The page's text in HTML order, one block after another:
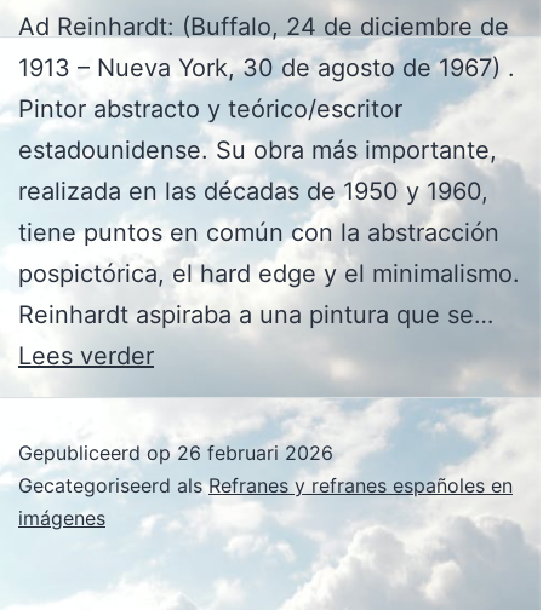
Ad Reinhardt: (Buffalo, 24 de diciembre de
1913 – Nueva York, 30 de agosto de 1967) .
Pintor abstracto y teórico/escritor
estadounidense. Su obra más importante,
realizada en las décadas de 1950 y 1960,
tiene puntos en común con la abstracción
pospictórica, el hard edge y el minimalismo.
Reinhardt aspiraba a una pintura que se…
Lees verderAd
Reinhardt
Gepubliceerd op26 februari 2026
Gecategoriseerd alsRefranes y refranes españoles en
imágenes